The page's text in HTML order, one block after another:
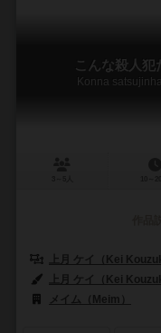
こんな殺人犯
Konna
上月 ケイ（Kei
上月 ケイ（Kei
メイム（Meim）